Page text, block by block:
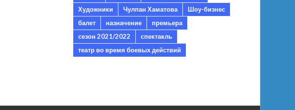
Художники
Чулпан Хаматова
Шоу-бизнес
балет
назначение
премьера
сезон 2021/2022
спектакль
театр во время боевых действий